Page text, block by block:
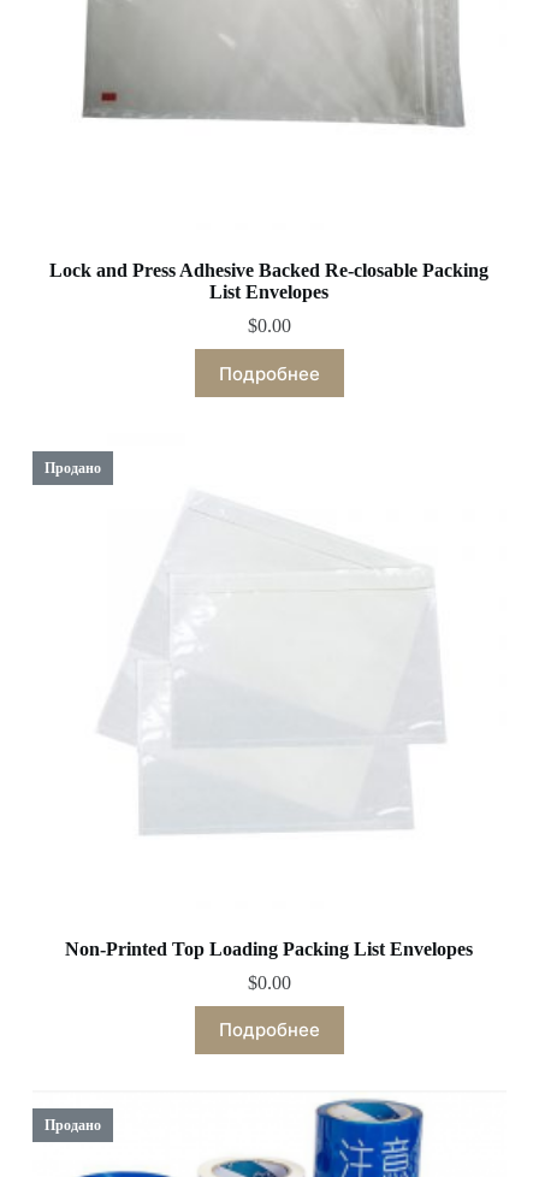
Lock and Press Adhesive Backed Re-closable Packing
List Envelopes
$0.00
Подробнее
Продано
Non-Printed Top Loading Packing List Envelopes
$0.00
Подробнее
Продано